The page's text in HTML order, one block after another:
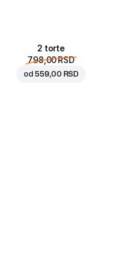
2 torte
798,00 RSD
od559,00 RSD